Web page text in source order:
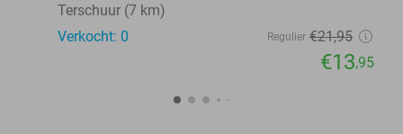
Terschuur (7 km)
Verkocht: 0
Regulier €21,95
€13,95